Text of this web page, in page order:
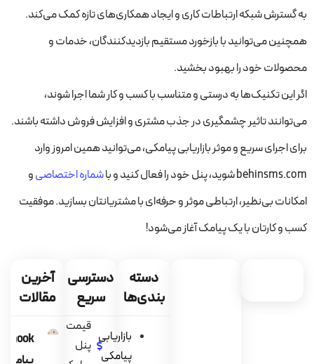
به گسترش شبکه ارتباطات کاری و ایجاد همکاری‌های تازه کمک می‌کند.
همچنین می‌توانید با بازخورد مستقیم بازدیدکنندگان، خدمات و
محصولات خود را بهبود بخشید.
اگر این تکنیک‌ها به درستی و متناسب با کسب و کار شما اجرا شوند،
می‌توانند تاثیر چشمگیری در جذب مشتری و افزایش فروش داشته باشند.
برای اجرای سریع و موثر بازاریابی پیامکی، می‌توانید همین امروز وارد
behinsms.com شوید، پنل خود را فعال کنید و با
شماره اختصاصیو
امکانات بی‌نظیر، ارتباطی موثر و حرفه‌ای با مشتریانتان بسازید. موفقیت
کسب و کارتان با یک پیامک آغاز می‌شود!
دسته
بندی‌ها
بازاریابی
پیامکی
دسترسی
سریع
قیمت
پنل
آخرین
مقالات